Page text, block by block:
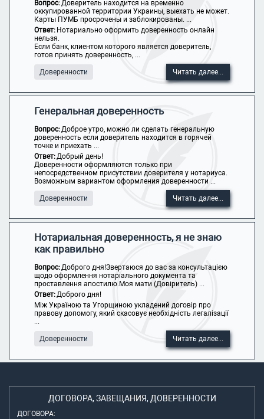
Вопрос:Доверитель находится на временно
оккупированной территории Украины, выехать не может.
Карты ПУМБ просрочены и заблокированы. ...
Ответ: Нотариально оформить доверенность онлайн
нельзя.
Если банк, клиентом которого является доверитель,
готов принять доверенность, ...
Доверенности Читать далее...
Генеральная доверенность
Вопрос:Доброе утро, можно ли сделать генеральную
доверенность если доверитель находится в горячей
точке и приехать ...
Ответ:Добрый день!
Доверенности оформляются только при
непосредственном присутствии доверителя у нотариуса.
Возможным вариантом оформления доверенности ...
Доверенности Читать далее...
Нотариальная доверенность, я не знаю
как правильно
Вопрос:Доброго дня!Звертаюся до вас за консультацією
щодо оформлення нотаріального документа та
проставлення апостилю.Моя мати (Довіритель) ...
Ответ:Доброго дня!
Між Україною та Угорщиною укладений договір про
правову допомогу, який скасовує необхідність легалізації
...
Доверенности Читать далее...
ДОГОВОРА, ЗАВЕЩАНИЯ, ДОВЕРЕННОСТИ
ДОГОВОРА: